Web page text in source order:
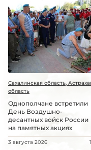
Сахалинская область,
область
Однополчане встретили
День Воздушно-
десантных войск России
на памятных акциях
3 августа 2026